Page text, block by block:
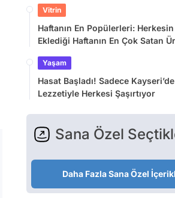
Vitrin
Haftanın En Popülerleri:
Eklediği Haftanın En Çok Satan
Yaşam
Hasat Başladı! Sadece
Lezzetiyle Herkesi Şaşırtıyor
Sana Özel
Daha Fazla Sana Özel